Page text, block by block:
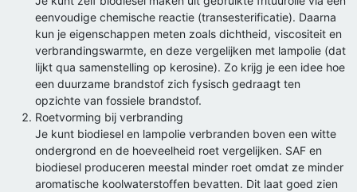
eenvoudige chemische reactie (transesterificatie). Daarna
kun je eigenschappen meten zoals dichtheid, viscositeit en
verbrandingswarmte, en deze vergelijken met lampolie (dat
lijkt qua samenstelling op kerosine). Zo krijg je een idee hoe
een duurzame brandstof zich fysisch gedraagt ten
opzichte van fossiele brandstof.
Roetvorming bij verbranding
Je kunt biodiesel en lampolie verbranden boven een witte
ondergrond en de hoeveelheid roet vergelijken. SAF en
biodiesel produceren meestal minder roet omdat ze minder
aromatische koolwaterstoffen bevatten. Dit laat goed zien